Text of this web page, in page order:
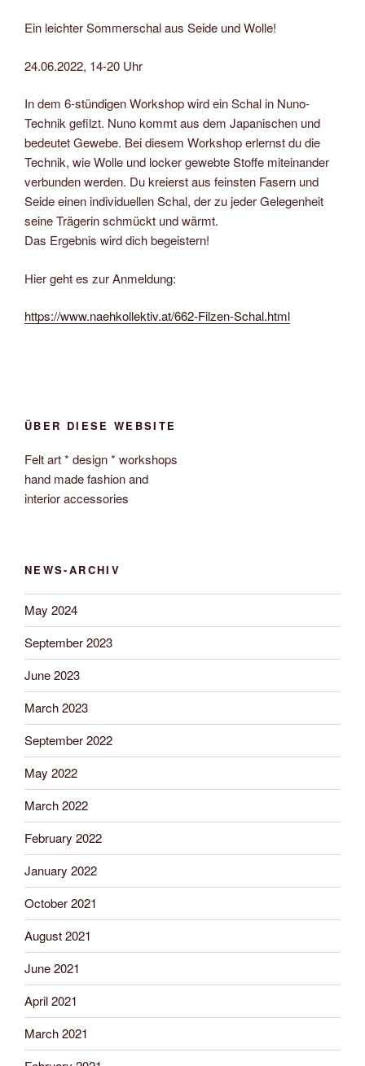
Ein leichter Sommerschal aus Seide und Wolle!
24.06.2022, 14-20 Uhr
In dem 6-stündigen Workshop wird ein Schal in Nuno-
Technik gefilzt. Nuno kommt aus dem Japanischen und
bedeutet Gewebe. Bei diesem Workshop erlernst du die
Technik, wie Wolle und locker gewebte Stoffe miteinander
verbunden werden. Du kreierst aus feinsten Fasern und
Seide einen individuellen Schal, der zu jeder Gelegenheit
seine Trägerin schmückt und wärmt.
Das Ergebnis wird dich begeistern!
Hier geht es zur Anmeldung:
https://www.naehkollektiv.at/662-Filzen-Schal.html
ÜBER DIESE WEBSITE
Felt art * design * workshops
hand made fashion and
interior accessories
NEWS-ARCHIV
May 2024
September 2023
June 2023
March 2023
September 2022
May 2022
March 2022
February 2022
January 2022
October 2021
August 2021
June 2021
April 2021
March 2021